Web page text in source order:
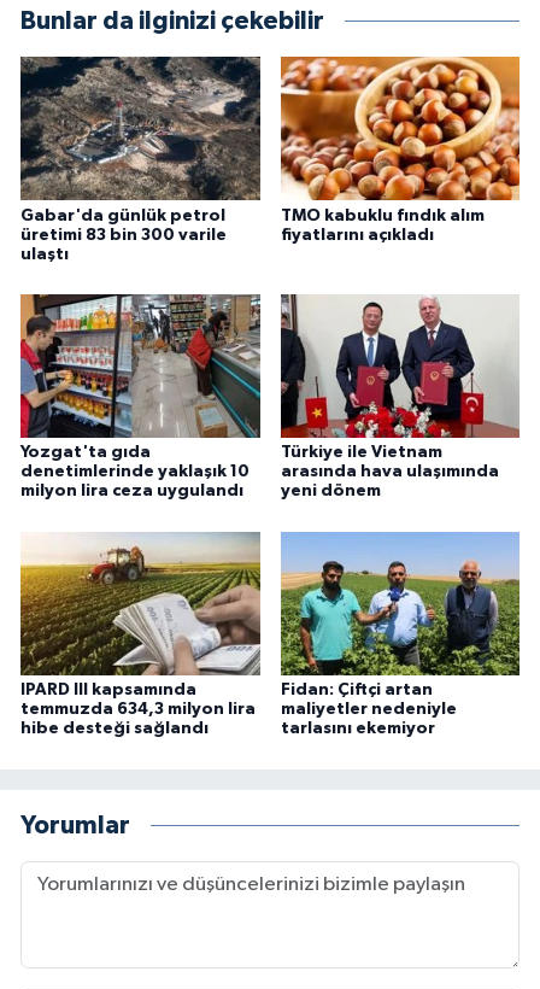
Bunlar da ilginizi çekebilir
Gabar'da günlük petrol
üretimi 83 bin 300 varile
ulaştı
TMO kabuklu fındık alım
fiyatlarını açıkladı
Yozgat'ta gıda
denetimlerinde yaklaşık 10
milyon lira ceza uygulandı
Türkiye ile Vietnam
arasında hava ulaşımında
yeni dönem
IPARD III kapsamında
temmuzda 634,3 milyon lira
hibe desteği sağlandı
Fidan: Çiftçi artan
maliyetler nedeniyle
tarlasını ekemiyor
Yorumlar